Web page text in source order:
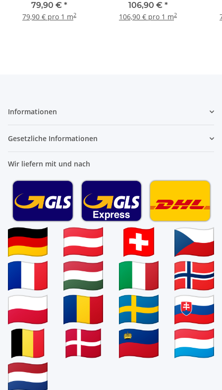
79,90 € *
79,90 € pro 1 m2
106,90 € *
106,90 € pro 1 m2
Informationen
Gesetzliche Informationen
Wir liefern mit und nach